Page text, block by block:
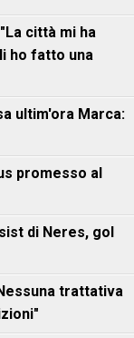
città mi ha
ho fatto una
ultim'ora Marca:
promesso al
di Neres, gol
trattativa